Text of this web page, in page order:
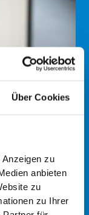
Über Cookies
zu
anbieten
zu
zu Ihrer